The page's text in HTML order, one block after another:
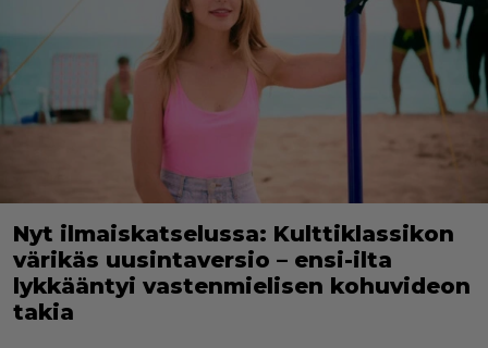
Nyt ilmaiskatselussa: Kulttiklassikon
värikäs uusintaversio – ensi-ilta
lykkääntyi vastenmielisen kohuvideon
takia